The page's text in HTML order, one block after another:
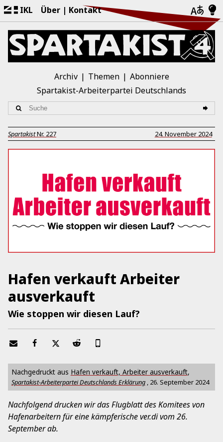
IKL Über Kontakt
Archiv Themen
Abonniere
Spartakist-Arbeiterpartei Deutschlands
SpartakistNr. 227 24. November 2024
Hafen verkauft Arbeiter
ausverkauft
Wie stoppen wir diesen Lauf?
Nachgedruckt aus Hafen verkauft, Arbeiter ausverkauft,
Spartakist-Arbeiterpartei Deutschlands Erklärung , 26. September 2024
Nachfolgend drucken wir das Flugblatt des Komitees von
Hafenarbeitern für eine kämpferische ver.di vom 26.
September ab.